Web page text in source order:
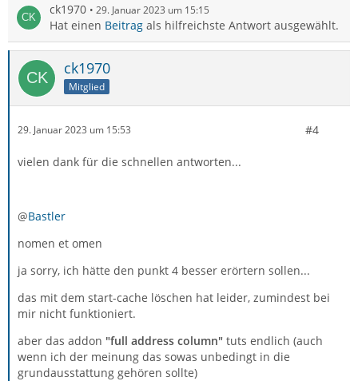
ck1970 29. Januar 2023 um 15:15
Hat einen Beitrag als hilfreichste Antwort ausgewählt.
ck1970
Mitglied
29. Januar 2023 um 15:53 #4
vielen dank für die schnellen antworten...
@Bastler
nomen et omen
ja sorry, ich hätte den punkt 4 besser erörtern sollen...
das mit dem start-cache löschen hat leider, zumindest bei
mir nicht funktioniert.
aber das addon "full address column" tuts endlich (auch
wenn ich der meinung das sowas unbedingt in die
grundausstattung gehören sollte)